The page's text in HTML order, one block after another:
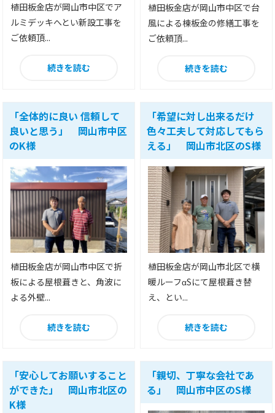
植田板金店が岡山市中区でア
ルミデッキへとい新設工事を
ご依頼頂...
続きを読む
植田板金店が岡山市中区で台
風による棟板金の修繕工事を
ご依頼頂...
続きを読む
「全体的に良い 信頼して
良いと思う」 岡山市中区
のK様
植田板金店が岡山市中区で折
板による屋根葺きと、角波に
よる外壁...
続きを読む
「希望に対し出来るだけ
色々工夫して対応してもら
える」 岡山市北区のS様
植田板金店が岡山市北区で横
暖ルーフαSにて屋根葺き替
え、とい...
続きを読む
「安心してお願いすること
ができた」 岡山市北区の
K様
「親切、丁寧な会社であ
る」 岡山市中区のS様